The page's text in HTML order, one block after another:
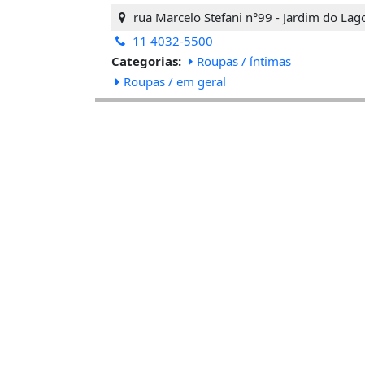
rua Marcelo Stefani n°99 - Jardim do
11 4032-5500
Categorias:
Roupas / íntimas
Roupas / em geral